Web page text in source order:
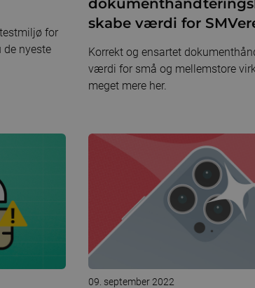
for
de nyeste
skabe værdi for
Korrekt og ensartet
værdi for små og mellemstore
meget mere her.
09. september 2022